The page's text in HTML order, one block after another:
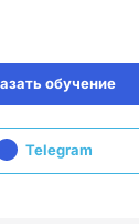
обучение
Telegram